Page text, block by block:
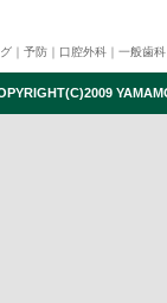
｜ 予防 ｜ 口腔外科 ｜ 一般歯科